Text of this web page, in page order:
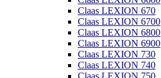
Claas LEXION 670
Claas LEXION 6700
Claas LEXION 6800
Claas LEXION 6900
Claas LEXION 730
Claas LEXION 740
Claas LEXION 750